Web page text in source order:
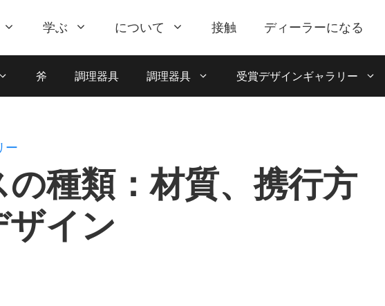
学ぶ について 接触 ディーラーになる
斧 調理器具 調理器具 受賞デザインギャラリー
ー
種類：材質、携行方
イン